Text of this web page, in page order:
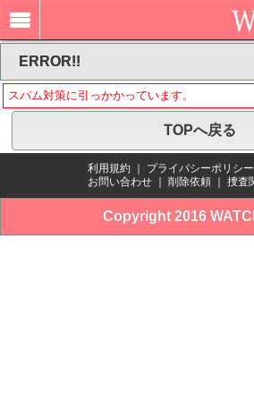
ERROR!!
スパム対策に引っかかっています。
TOPへ戻る
利用規約 プライバシーポリシー
お問い合わせ
削除依頼 捜査
Copyright 2016